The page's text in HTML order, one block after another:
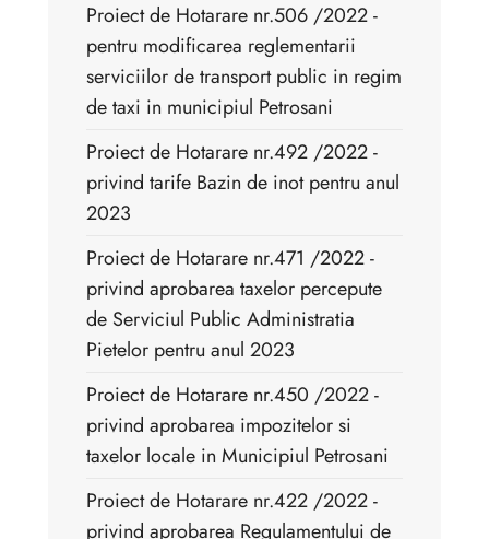
Proiect de Hotarare nr.506 /2022 -
pentru modificarea reglementarii
serviciilor de transport public in regim
de taxi in municipiul Petrosani
Proiect de Hotarare nr.492 /2022 -
privind tarife Bazin de inot pentru anul
2023
Proiect de Hotarare nr.471 /2022 -
privind aprobarea taxelor percepute
de Serviciul Public Administratia
Pietelor pentru anul 2023
Proiect de Hotarare nr.450 /2022 -
privind aprobarea impozitelor si
taxelor locale in Municipiul Petrosani
Proiect de Hotarare nr.422 /2022 -
privind aprobarea Regulamentului de